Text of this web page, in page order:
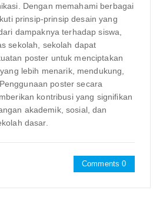
Dengan memahami berbagai
prinsip-prinsip desain yang
dampaknya terhadap siswa,
sekolah, sekolah dapat
poster untuk menciptakan
lebih menarik, mendukung,
poster secara
kontribusi yang signifikan
akademik, sosial, dan
dasar.
Comments 0